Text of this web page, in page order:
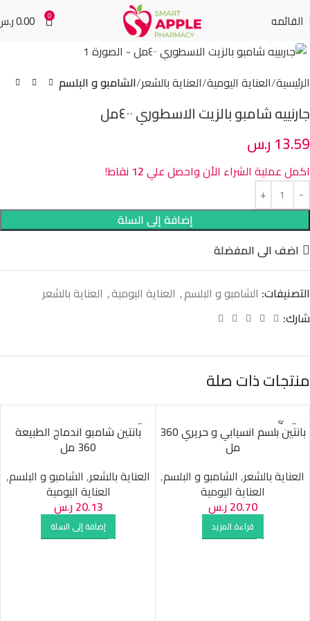
القائمه 0
0.00
الرئيسية العناية اليومية العناية بالشعر الشامبو و البلسم
جارنييه شامبو بالزيت الاسطوري ٤٠٠مل
13.59 ر.س
اكمل عملية الشراء الأن واحصل علي12 نقاط!
إضافة إلى السلة
اضف الى المفضلة
التصنيفات: الشامبو و البلسم, العناية اليومية, العناية بالشعر
شارك:
منتجات ذات صلة
SOLD O
UT بانتين بلسم انسيابي و حريري 360
مل
العناية بالشعر, الشامبو و البلسم,
العناية اليومية
20.70ر.س
قراءة المزيد
بانتين شامبو اندماج الطبيعة
360 مل
العناية بالشعر, الشامبو و البلسم,
العناية اليومية
20.13ر.س
إضافة إلى السلة